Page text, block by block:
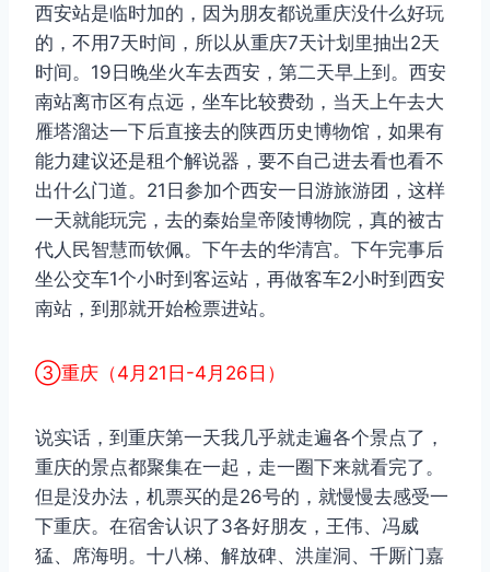
西安站是临时加的，因为朋友都说重庆没什么好玩
的，不用7天时间，所以从重庆7天计划里抽出2天
时间。19日晚坐火车去西安，第二天早上到。西安
南站离市区有点远，坐车比较费劲，当天上午去大
雁塔溜达一下后直接去的陕西历史博物馆，如果有
能力建议还是租个解说器，要不自己进去看也看不
出什么门道。21日参加个西安一日游旅游团，这样
一天就能玩完，去的秦始皇帝陵博物院，真的被古
代人民智慧而钦佩。下午去的华清宫。下午完事后
坐公交车1个小时到客运站，再做客车2小时到西安
南站，到那就开始检票进站。
③重庆（4月21日-4月26日）
说实话，到重庆第一天我几乎就走遍各个景点了，
重庆的景点都聚集在一起，走一圈下来就看完了。
但是没办法，机票买的是26号的，就慢慢去感受一
下重庆。在宿舍认识了3各好朋友，王伟、冯威
猛、席海明。十八梯、解放碑、洪崖洞、千厮门嘉